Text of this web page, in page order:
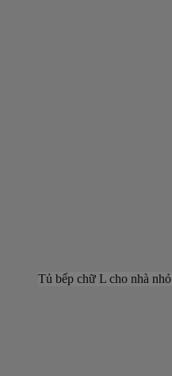
Tủ bếp chữ L cho nhà nhỏ